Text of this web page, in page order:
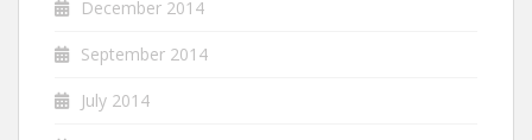
December 2014
September 2014
July 2014